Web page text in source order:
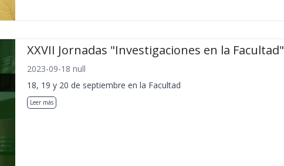
XXVII Jornadas "Investigaciones en la Facultad"
2023-09-18 null
18, 19 y 20 de septiembre en la Facultad
Leer más